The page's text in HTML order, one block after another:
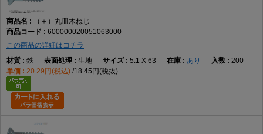
（＋）丸皿木ねじ
600000020051063000
この商品の詳細はコチラ
鉄
生地 5.1 X 63 あり
200
20.29円(税込) 18.45円(税抜)